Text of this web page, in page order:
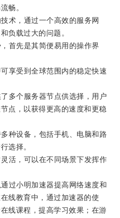
畅。
，通过一个高效的服务网
负载过大的问题。
先是其简便易用的操作界
受到全球范围内的稳定快速
个服务器节点供选择，用户
点，以获得更高的速度和更稳
设备，包括手机、电脑和路
选择。
，可以在不同场景下发挥作
小明加速器提高网络速度和
线教育中，通过加速器的使
线课程，提高学习效果；在游